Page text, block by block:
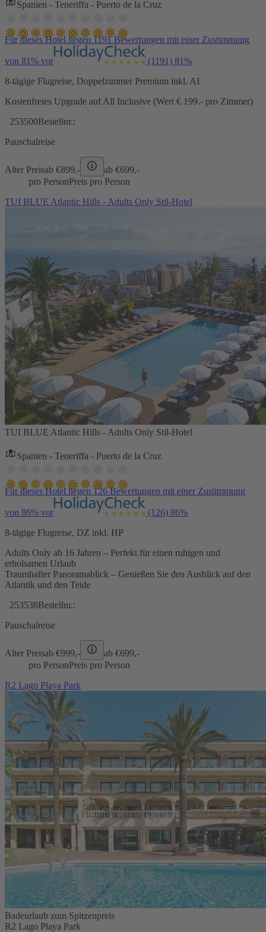
Spanien - Teneriffa - Puerto de la Cruz
Für dieses Hotel liegen 1191 Bewertungen mit einer Zustimmung
von 81% vor (1191) 81%
8-tägige Flugreise, Doppelzimmer Premium inkl. AI
Kostenfreies Upgrade auf All Inclusive (Wert € 199.- pro Zimmer)
253500Bestellnr.:
Pauschalreise
Alter Preisab €899,- ab €699,-
pro PersonPreis pro Person
TUI BLUE Atlantic Hills - Adults Only Stil-Hotel
TUI BLUE Atlantic Hills - Adults Only Stil-Hotel
Spanien - Teneriffa - Puerto de la Cruz
Für dieses Hotel liegen 126 Bewertungen mit einer Zustimmung
von 86% vor (126) 86%
8-tägige Flugreise, DZ inkl. HP
Adults Only ab 16 Jahren – Perfekt für einen ruhigen und
erholsamen Urlaub
Traumhafter Panoramablick – Genießen Sie den Ausblick auf den
Atlantik und den Teide
253538Bestellnr.:
Pauschalreise
Alter Preisab €999,- ab €699,-
pro PersonPreis pro Person
R2 Lago Playa Park
Badeurlaub zum Spitzenpreis
R2 Lago Playa Park